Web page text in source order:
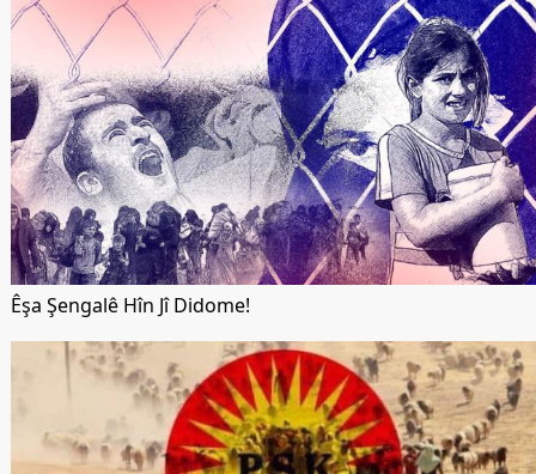
Deklerasyonlar
İLETIŞIM
Êşa Şengalê Hîn Jî Didome!